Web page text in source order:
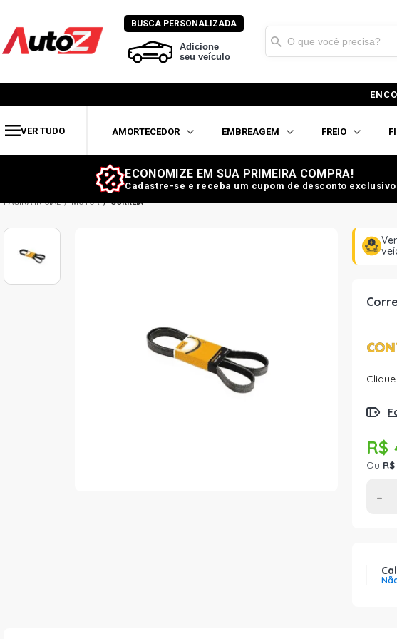
BUSCA PERSONALIZADA
Adicione
seu veículo
VER TUDO AMORTECEDOR EMBREAGEM FREIO
ECONOMIZE EM SUA PRIMEIRA COMPRA!
Cadastre-se e receba um cupom de desconto
MOTOR CORREIA
R$
Ou
-